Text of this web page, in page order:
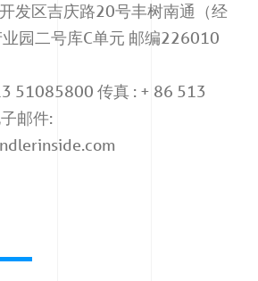
发区吉庆路20号丰树南通（经
园二号库C单元 邮编226010
51085800 传真 : + 86 513
邮件: